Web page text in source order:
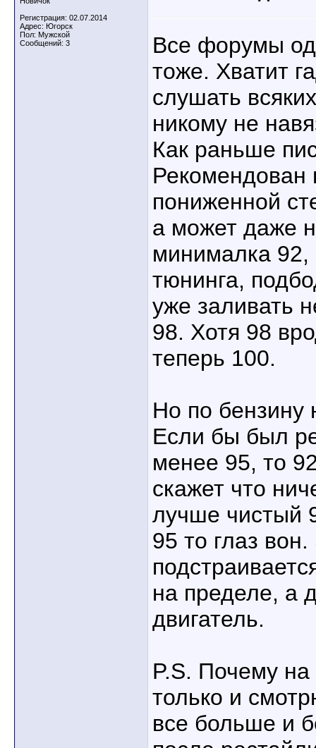
Регистрация: 02.07.2014
Адрес: Югорск
Пол: Мужской
Сообщений: 3
Все форумы
тоже. Хватит
слушать
никому не
Как раньше
Рекомендован
пониженной
а может даже
минималка 92,
тюнинга,
уже заливать
98. Хотя 98
теперь 100.
Но по
Если бы был
менее 95, то
скажет что
лучше чистый
95 то глаз
на пределе, а
двигатель.
P.S. Почему
только и
все больше и